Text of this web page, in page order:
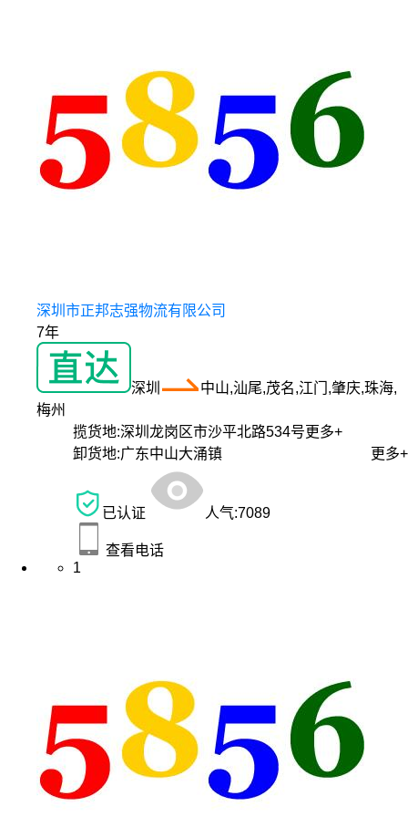
深圳市正邦志强物流有限公司
7年
深圳
中山,汕尾,茂名,江门,肇庆,珠海,
梅州
揽货地:深圳龙岗区市沙平北路534号更多+
卸货地:广东中山大涌镇 更多+
已认证 人气:7089
查看电话
1